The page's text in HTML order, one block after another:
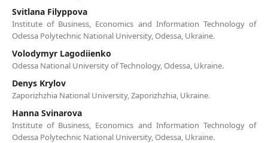
Svitlana Filyppova
Institute of Business, Economics and Information Technology of
Odessа Polytechnic National University, Odessa, Ukraine.
Volodymyr Lagodiienko
Odessa National University of Technology, Odessa, Ukraine.
Denys Krylov
Zaporizhzhia National University, Zaporizhzhia, Ukraine.
Hanna Svinarova
Institute of Business, Economics and Information Technology of
Odessа Polytechnic National University, Odessa, Ukraine.